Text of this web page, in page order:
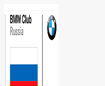
к
содержимому